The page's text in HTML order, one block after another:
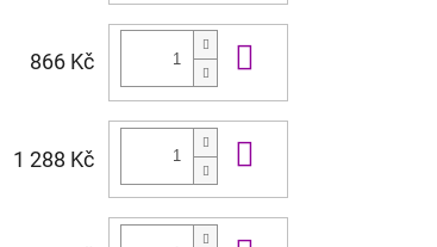
866 Kč
1 288 Kč